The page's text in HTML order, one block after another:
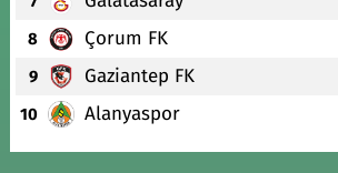
8 Çorum FK
9 Gaziantep FK
10 Alanyaspor